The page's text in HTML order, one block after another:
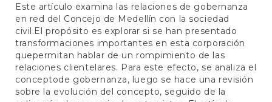
Este artículo examina las relaciones de gobernanza
en red del Concejo de Medellín con la sociedad
civil.El propósito es explorar si se han presentado
transformaciones importantes en esta corporación
quepermitan hablar de un rompimiento de las
relaciones clientelares. Para este efecto, se analiza el
conceptode gobernanza, luego se hace una revisión
sobre la evolución del concepto, seguido de la